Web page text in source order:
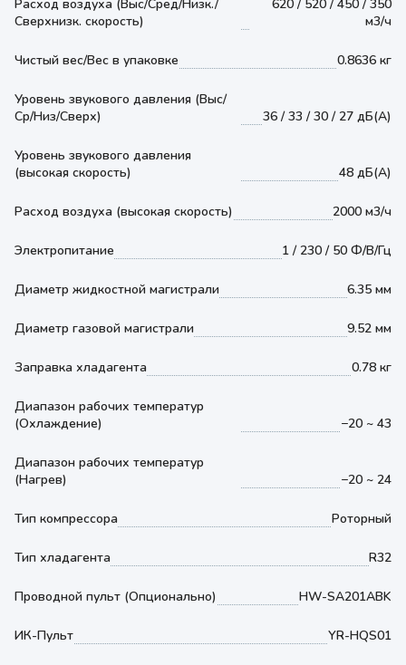
Расход воздуха (Выс/Сред/Низк./
Сверхнизк. скорость)
620 / 520 / 450 / 350
м3/ч
Чистый вес/Вес в упаковке 0.8636 кг
Уровень звукового давления (Выс/
Ср/Низ/Сверх)
36 / 33 / 30 / 27 дБ(А)
Уровень звукового давления
(высокая скорость)
48 дБ(А)
Расход воздуха (высокая скорость) 2000 м3/ч
Электропитание 1 / 230 / 50 Ф/В/Гц
Диаметр жидкостной магистрали 6.35 мм
Диаметр газовой магистрали 9.52 мм
Заправка хладагента 0.78 кг
Диапазон рабочих температур
(Охлаждение)
−20 ~ 43
Диапазон рабочих температур
(Нагрев)
−20 ~ 24
Тип компрессора Роторный
Тип хладагента R32
Проводной пульт (Опционально) HW-SA201ABK
ИК-Пульт YR-HQS01